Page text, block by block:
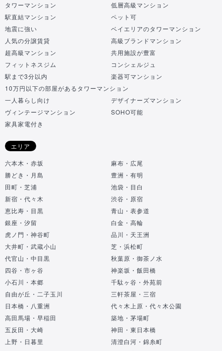
タワーマンション
低層高級マンション
駅直結マンション
ペット可
地震に強い
ベイエリアのタワーマンション
人気の分譲賃貸
高級ブランドマンション
超高級マンション
共用施設が豊富
フィットネスジム
コンシェルジュ
駅まで3分以内
楽器可マンション
10万円以下の部屋があるタワーマンション
一人暮らし向け
デザイナーズマンション
ヴィンテージマンション
SOHO可能
家具家電付き
エリア
六本木・赤坂
麻布・広尾
勝どき・月島
豊洲・有明
田町・芝浦
池袋・目白
新宿・代々木
渋谷・原宿
恵比寿・目黒
青山・表参道
銀座・汐留
白金・高輪
虎ノ門・神谷町
品川・天王洲
大井町・武蔵小山
芝・浜松町
代官山・中目黒
秋葉原・御茶ノ水
四谷・市ヶ谷
神楽坂・飯田橋
小石川・本郷
千駄ヶ谷・外苑前
自由が丘・二子玉川
三軒茶屋・三宿
日本橋・八重洲
代々木上原・代々木公園
高田馬場・早稲田
築地・茅場町
五反田・大崎
神田・東日本橋
上野・日暮里
清澄白河・錦糸町